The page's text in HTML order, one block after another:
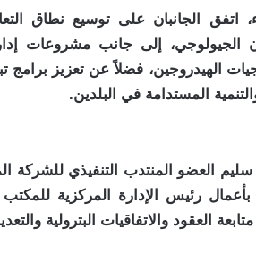
اتفق الجانبان على توسيع نطاق
الجيولوجي، إلى جانب مشروعات
الهيدروجين، فضلاً عن تعزيز برامج
المستدامة في البلدين.
العضو المنتدب التنفيذي للشركة
بأعمال رئيس الإدارة المركزية
العقود والاتفاقيات البترولية